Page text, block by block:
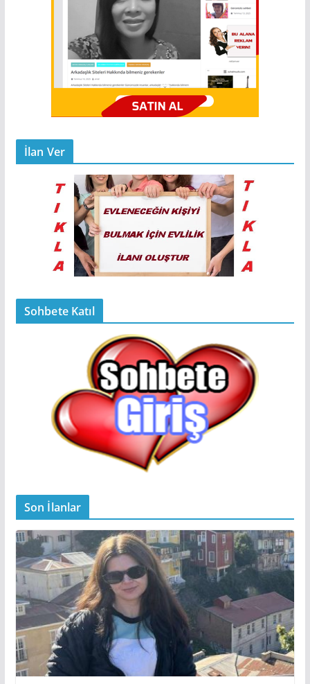
İlan Ver
Sohbete Katıl
Son İlanlar